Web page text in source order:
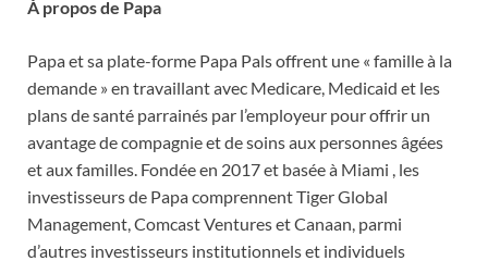
À propos de Papa
Papa et sa plate-forme Papa Pals offrent une « famille à la
demande » en travaillant avec Medicare, Medicaid et les
plans de santé parrainés par l’employeur pour offrir un
avantage de compagnie et de soins aux personnes âgées
et aux familles. Fondée en 2017 et basée à Miami , les
investisseurs de Papa comprennent Tiger Global
Management, Comcast Ventures et Canaan, parmi
d’autres investisseurs institutionnels et individuels